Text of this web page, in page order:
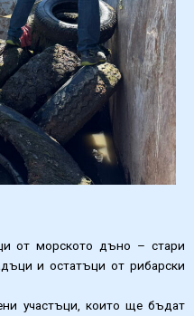
от морското дъно – стари
и остатъци от рибарски
участъци, които ще бъдат